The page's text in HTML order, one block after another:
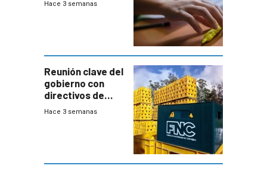
Hace 3 semanas
Reunión clave del
gobierno con
directivos de
Fábricas
Hace 3 semanas